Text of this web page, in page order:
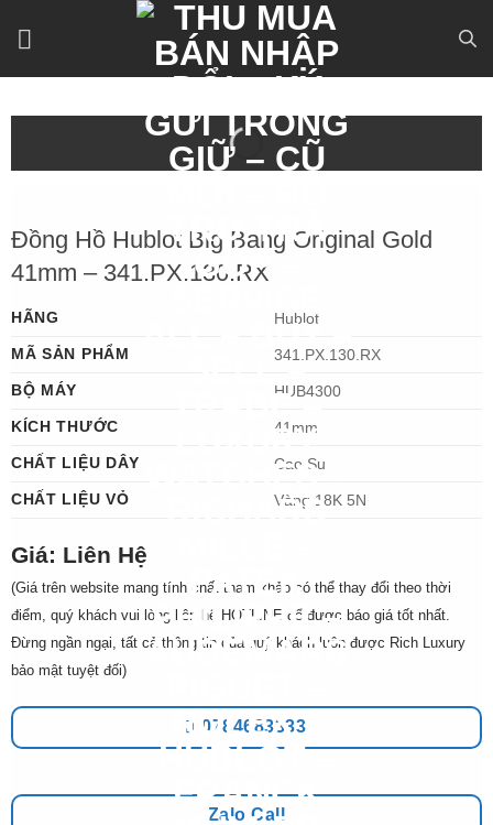
Đồng Hồ Hublot Big Bang Original Gold
41mm – 341.PX.130.RX
HÃNG
Hublot
MÃ SẢN PHẨM
341.PX.130.RX
BỘ MÁY
HUB4300
KÍCH THƯỚC
41mm
CHẤT LIỆU DÂY
Cao Su
CHẤT LIỆU VỎ
Vàng 18K 5N
Giá: Liên Hệ
(Giá trên website mang tính chất tham khảo có thể thay đổi theo thời
điểm, quý khách vui lòng liên hệ HOTLINE để được báo giá tốt nhất.
Đừng ngần ngại, tất cả thông tin của quý khách luôn được Rich Luxury
bảo mật tuyệt đối)
0784683333
Zalo Call